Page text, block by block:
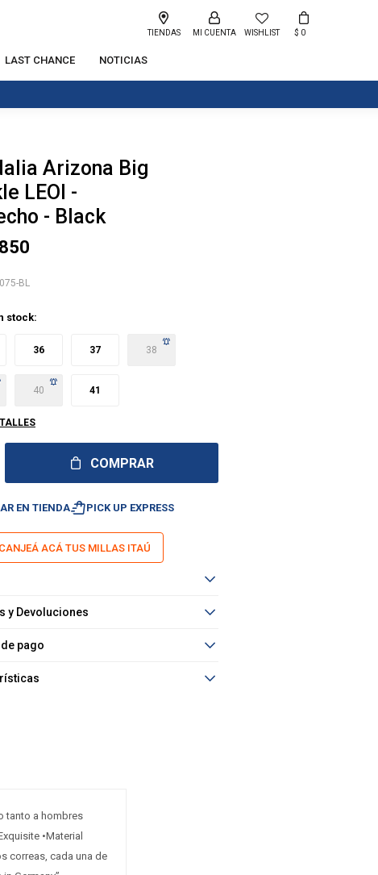
LAST CHANCE NOTICIAS
WISHLIST
TIENDAS $ 0
Arizona Big
LEOI -
- Black
BL
stock:
36 37 38
40 41
COMPRAR
EN TIENDAshopping_bag_speedPICK UP EXPRESS
CANJEÁ ACÁ TUS MILLAS ITAÚ
y Devoluciones
pago
tanto a hombres
•Material
correas, cada una de